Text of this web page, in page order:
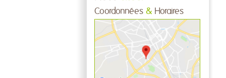
Coordonnées & Horaires